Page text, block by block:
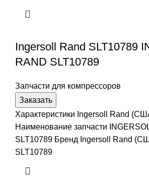
Ingersoll Rand SLT10789
RAND SLT10789
Запчасти для компрессоров
Заказать
Характеристики Ingersoll Rand
Наименование запчасти
SLT10789 Бренд Ingersoll Rand
SLT10789